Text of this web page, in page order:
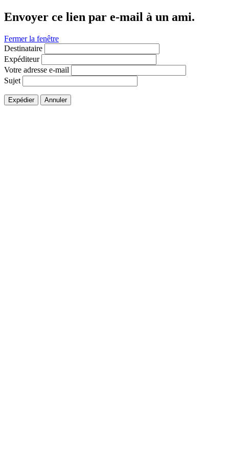
Envoyer ce lien par e-mail à un ami.
Fermer la fenêtre
Destinataire
Expéditeur
Votre adresse e-mail
Sujet
Expédier Annuler